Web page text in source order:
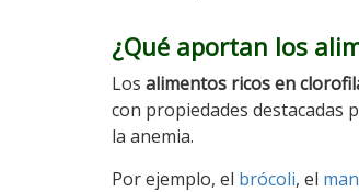
¿Qué aportan los
Los alimentos ricos en
con propiedades destacadas
la anemia.
Por ejemplo, el brócoli, el